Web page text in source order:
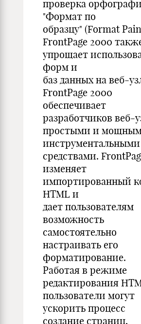
проверка
"Формат по
образцу" (Format
FrontPage 2000
упрощает
форм и
баз данных на веб-
FrontPage 2000
обеспечивает
разработчиков веб-
простыми и
инструментальными
средствами.
изменяет
импортированный
HTML и
дает пользователям
возможность
самостоятельно
настраивать его
форматирование.
Работая в режиме
редактирования
пользователи могут
ускорить процесс
создание страниц,